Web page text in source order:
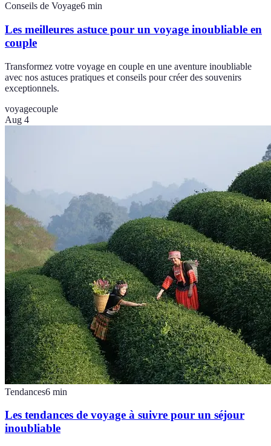
Conseils de Voyage6 min
Les meilleures astuce pour un voyage inoubliable en
couple
Transformez votre voyage en couple en une aventure inoubliable
avec nos astuces pratiques et conseils pour créer des souvenirs
exceptionnels.
voyagecouple
Aug 4
Tendances6 min
Les tendances de voyage à suivre pour un séjour
inoubliable